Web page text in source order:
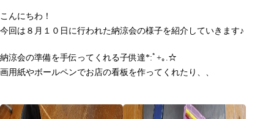
こんにちわ！
今回は８月１０日に行われた納涼会の様子を紹介していきます♪
納涼会の準備を手伝ってくれる子供達*:ﾟ+｡.☆
画用紙やボールペンでお店の看板を作ってくれたり、、